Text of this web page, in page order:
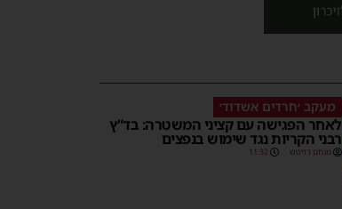
מעקב ׳חרדים אשדוד׳
לאחר הפגישה עם קציני המשטרה: בד”ץ
רבני הקריות נגד שימוש בנפצים
מנחם דויטש 11:32